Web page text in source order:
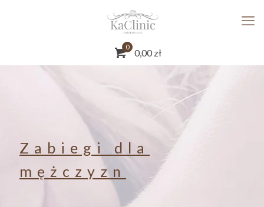
0
0,00 zł
Zabiegi dla
mężczyzn